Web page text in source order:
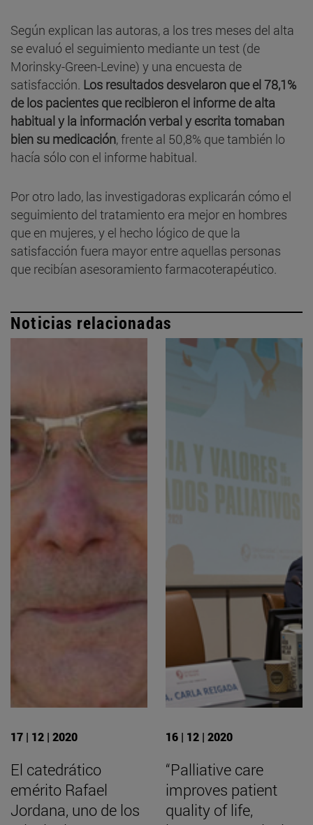
Según explican las autoras, a los tres meses del alta
se evaluó el seguimiento mediante un test (de
Morinsky-Green-Levine) y una encuesta de
satisfacción. Los resultados desvelaron que el 78,1%
de los pacientes que recibieron el informe de alta
habitual y la información verbal y escrita tomaban
bien su medicación, frente al 50,8% que también lo
hacía sólo con el informe habitual.
Por otro lado, las investigadoras explicarán cómo el
seguimiento del tratamiento era mejor en hombres
que en mujeres, y el hecho lógico de que la
satisfacción fuera mayor entre aquellas personas
que recibían asesoramiento farmacoterapéutico.
Noticias relacionadas
17 | 12 | 2020
El catedrático
emérito Rafael
Jordana, uno de los
16 | 12 | 2020
“Palliative care
improves patient
quality of life,